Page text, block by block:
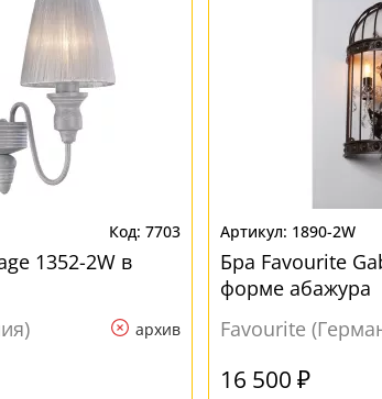
7703
1352-2W в
архив
1890-2W
Бра Favourite
форме абажура
Favourite
16 500 ₽